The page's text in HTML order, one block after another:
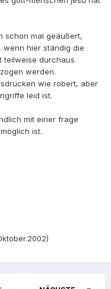
schon mal geäußert,
wenn hier ständig die
teilweise durchaus
werden.
wie robert, aber
leid ist.
mit einer frage
ist.